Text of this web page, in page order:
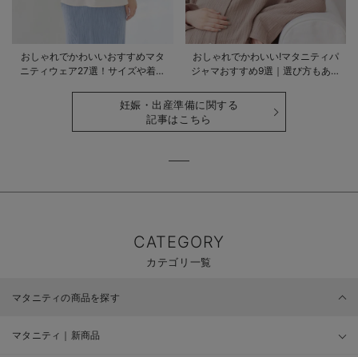
おしゃれでかわいいおすすめマタ
ニティウェア27選！サイズや着る
おしゃれでかわいい!マタニティパ
ジャマおすすめ9選｜選び方もあわ
妊娠・出産準備に関する
記事はこちら
CATEGORY
カテゴリ一覧
マタニティの商品を探す
マタニティ｜新商品